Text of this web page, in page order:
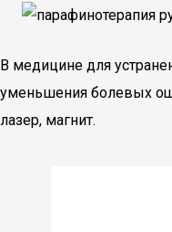
В медицине для
уменьшения болевых
лазер, магнит.